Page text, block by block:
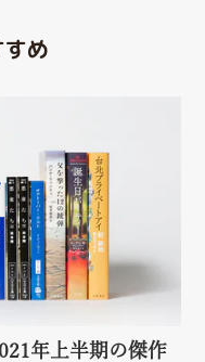
め
年上半期の傑作